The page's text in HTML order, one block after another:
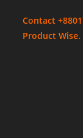
Contact
Product Wise.